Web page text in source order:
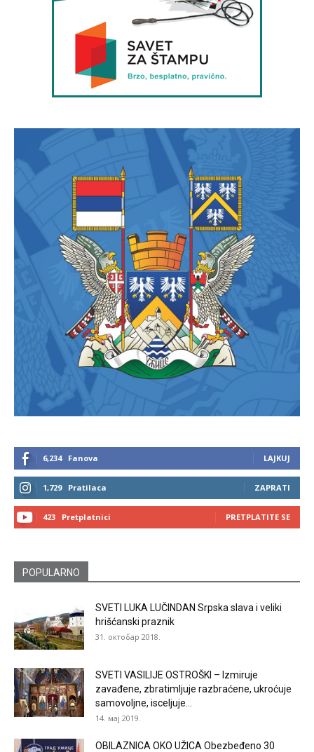
6,234 Fanova LAJKUJ
1,729 Pratilaca ZAPRATI
423 Pretplatnici PRETPLATITE SE
POPULARNO
SVETI LUKA LUČINDAN Srpska slava i veliki
hrišćanski praznik
31. октобар 2018.
SVETI VASILIJE OSTROŠKI – Izmiruje
zavađene, zbratimljuje razbraćene, ukroćuje
samovoljne, isceljuje...
14. мај 2019.
OBILAZNICA OKO UŽICA Obezbeđeno 30